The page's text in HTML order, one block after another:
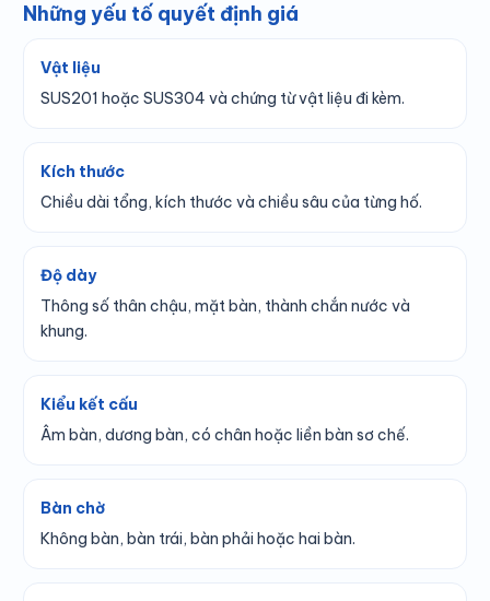
Những yếu tố quyết định giá
Vật liệu
SUS201 hoặc SUS304 và chứng từ vật liệu đi kèm.
Kích thước
Chiều dài tổng, kích thước và chiều sâu của từng hố.
Độ dày
Thông số thân chậu, mặt bàn, thành chắn nước và
khung.
Kiểu kết cấu
Âm bàn, dương bàn, có chân hoặc liền bàn sơ chế.
Bàn chờ
Không bàn, bàn trái, bàn phải hoặc hai bàn.